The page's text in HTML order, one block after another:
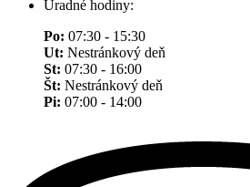
Úradné hodiny:
Po: 07:30 - 15:30
Ut: Nestránkový deň
St: 07:30 - 16:00
Št: Nestránkový deň
Pi: 07:00 - 14:00